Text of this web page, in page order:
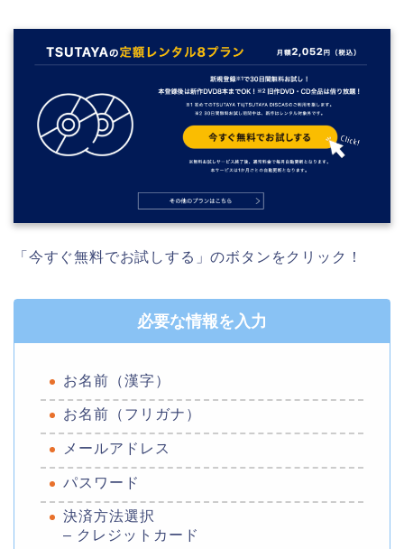
「今すぐ無料でお試しする」のボタンをクリック！
必要な情報を入力
お名前（漢字）
お名前（フリガナ）
メールアドレス
パスワード
決済方法選択
– クレジットカード